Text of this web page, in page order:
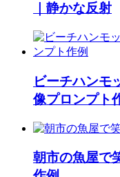
｜静かな反射
ビーチハンモ
像プロンプト
朝市の魚屋で